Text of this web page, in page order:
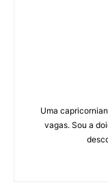
Uma
vagas. Sou a